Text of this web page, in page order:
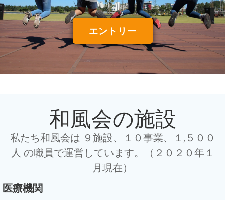
エントリー
和風会の施設
私たち和風会は ９施設、１０事業、１,５００
人 の職員で運営しています。（２０２０年１
月現在）
医療機関